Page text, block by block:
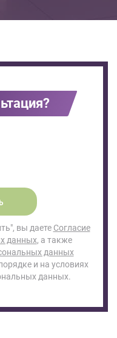
вы даете Согласие
данных, а также
данных
и на условиях
данных.